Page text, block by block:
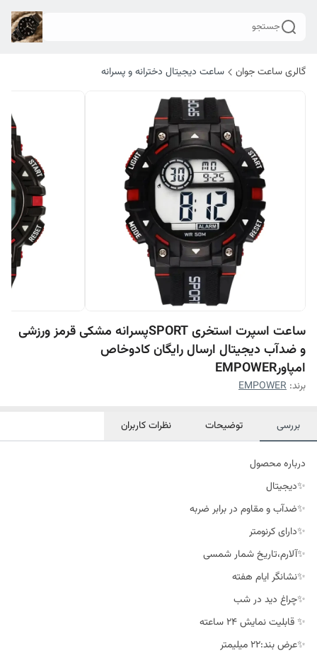
جستجو
گالری ساعت جوان ساعت دیجیتال دخترانه و پسرانه
ساعت اسپرت استخری SPORTپسرانه مشکی قرمز ورزشی
و ضدآب دیجیتال ارسال رایگان کادوخاص
امپاورEMPOWER
برند: EMPOWER
بررسی توضیحات نظرات کاربران
درباره محصول
✨دیجیتال
✨ضدآب و مقاوم در برابر ضربه
✨دارای کرنومتر
✨آلارم،تاریخ شمار شمسی
✨نشانگر ایام هفته
✨چراغ دید در شب
✨ قابلیت نمایش 24 ساعته
✨عرض بند:22 میلیمتر